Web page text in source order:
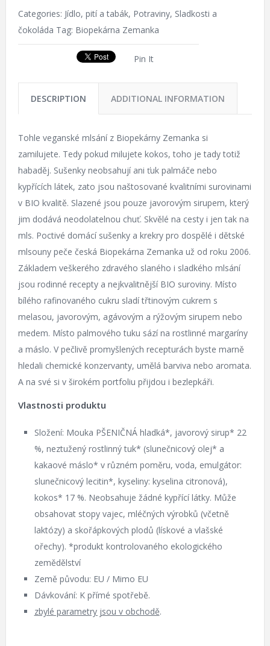
Categories: Jídlo, pití a tabák, Potraviny, Sladkosti a
čokoláda Tag: Biopekárna Zemanka
Pin It
DESCRIPTION ADDITIONAL INFORMATION
Tohle veganské mlsání z Biopekárny Zemanka si
zamilujete. Tedy pokud milujete kokos, toho je tady totiž
habaděj. Sušenky neobsahují ani ťuk palmáče nebo
kypřících látek, zato jsou naštosované kvalitními surovinami
v BIO kvalitě. Slazené jsou pouze javorovým sirupem, který
jim dodává neodolatelnou chuť. Skvělé na cesty i jen tak na
mls. Poctivé domácí sušenky a krekry pro dospělé i dětské
mlsouny peče česká Biopekárna Zemanka už od roku 2006.
Základem veškerého zdravého slaného i sladkého mlsání
jsou rodinné recepty a nejkvalitnější BIO suroviny. Místo
bílého rafinovaného cukru sladí třtinovým cukrem s
melasou, javorovým, agávovým a rýžovým sirupem nebo
medem. Místo palmového tuku sází na rostlinné margaríny
a máslo. V pečlivě promyšlených recepturách byste marně
hledali chemické konzervanty, umělá barviva nebo aromata.
A na své si v širokém portfoliu přijdou i bezlepkáři.
Vlastnosti produktu
Složení: Mouka PŠENIČNÁ hladká*, javorový sirup* 22
%, neztužený rostlinný tuk* (slunečnicový olej* a
kakaové máslo* v různém poměru, voda, emulgátor:
slunečnicový lecitin*, kyseliny: kyselina citronová),
kokos* 17 %. Neobsahuje žádné kypřící látky. Může
obsahovat stopy vajec, mléčných výrobků (včetně
laktózy) a skořápkových plodů (lískové a vlašské
ořechy). *produkt kontrolovaného ekologického
zemědělství
Země původu: EU / Mimo EU
Dávkování: K přímé spotřebě.
zbylé parametry jsou v obchodě.